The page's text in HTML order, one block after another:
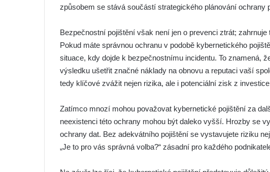
způsobem se stává součástí strategického plánování ochrany
Bezpečnostní pojištění však není jen o prevenci ztrát;
Pokud máte správnou ochranu v podobě kybernetického
situace, kdy dojde k bezpečnostnímu incidentu. To znamená,
výsledku ušetřit značné náklady na obnovu a reputaci vaší
tedy klíčové zvážit nejen rizika, ale i potenciální zisk z
Zatímco mnozí mohou považovat kybernetické pojištění za
neexistenci této ochrany mohou být daleko vyšší. Hrozby se
ochrany dat. Bez adekvátního pojištění se vystavujete riziku
„Je to pro vás správná volba?“ zásadní pro každého